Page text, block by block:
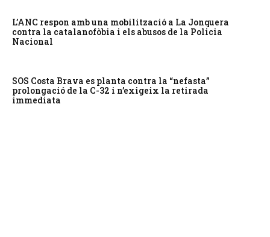
L’ANC respon amb una mobilització a La Jonquera
contra la catalanofòbia i els abusos de la Policia
Nacional
SOS Costa Brava es planta contra la “nefasta”
prolongació de la C-32 i n’exigeix la retirada
immediata